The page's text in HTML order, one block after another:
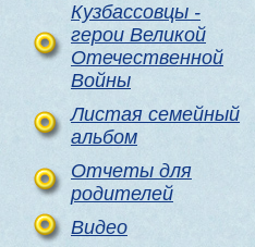
Кузбассовцы -
герои Великой
Отечественной
Войны
Листая семейный
альбом
Отчеты для
родителей
Видео